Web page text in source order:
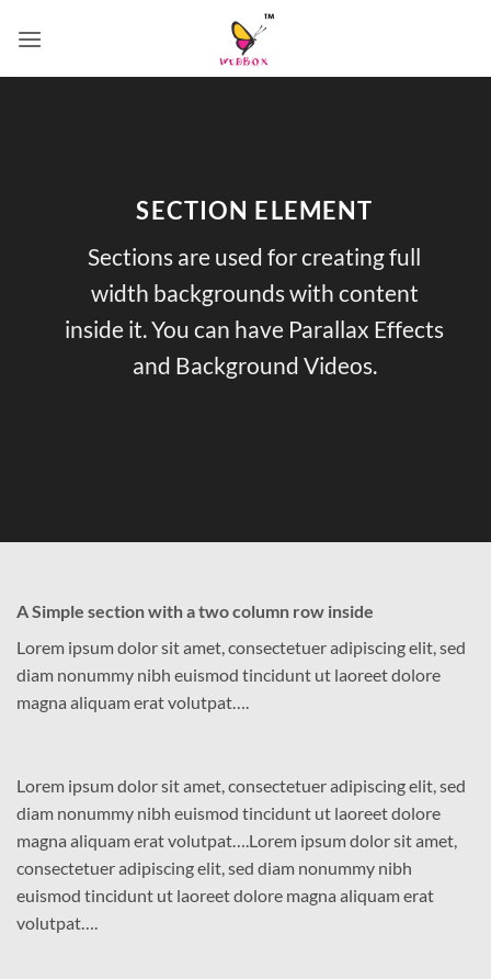
SECTION ELEMENT
Sections are used for creating full
width backgrounds with content
inside it. You can have Parallax Effects
and Background Videos.
A Simple section with a two column row inside
Lorem ipsum dolor sit amet, consectetuer adipiscing elit, sed
diam nonummy nibh euismod tincidunt ut laoreet dolore
magna aliquam erat volutpat….
Lorem ipsum dolor sit amet, consectetuer adipiscing elit, sed
diam nonummy nibh euismod tincidunt ut laoreet dolore
magna aliquam erat volutpat….Lorem ipsum dolor sit amet,
consectetuer adipiscing elit, sed diam nonummy nibh
euismod tincidunt ut laoreet dolore magna aliquam erat
volutpat….